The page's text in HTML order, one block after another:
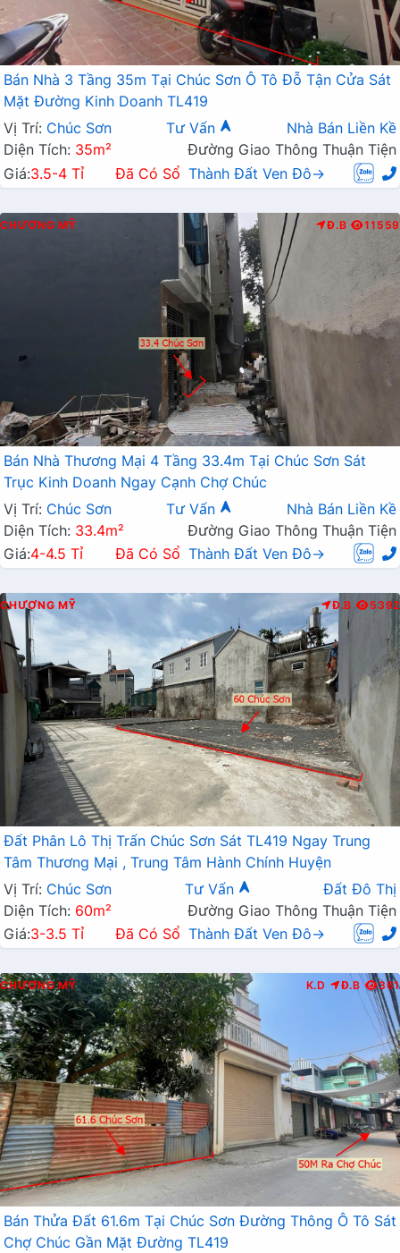
Bán Nhà 3 Tầng 35m Tại Chúc Sơn Ô Tô Đỗ Tận Cửa Sát
Mặt Đường Kinh Doanh TL419
Vị Trí: Chúc Sơn Tư Vấn
Nhà Bán Liền Kề
Diện Tích: 35m²
Đường Giao Thông Thuận Tiện
Giá:3.5-4 Tỉ Đã Có Sổ Thành Đất Ven Đô→
CHƯƠNG MỸ Đ.B 11559
Bán Nhà Thương Mại 4 Tầng 33.4m Tại Chúc Sơn Sát
Trục Kinh Doanh Ngay Cạnh Chợ Chúc
Vị Trí: Chúc Sơn Tư Vấn
Nhà Bán Liền Kề
Diện Tích: 33.4m²
Đường Giao Thông Thuận Tiện
Giá:4-4.5 Tỉ Đã Có Sổ Thành Đất Ven Đô→
CHƯƠNG MỸ Đ.B 5392
Đất Phân Lô Thị Trấn Chúc Sơn Sát TL419 Ngay Trung
Tâm Thương Mại , Trung Tâm Hành Chính Huyện
Vị Trí: Chúc Sơn Tư Vấn
Đất Đô Thị
Diện Tích: 60m²
Đường Giao Thông Thuận Tiện
Giá:3-3.5 Tỉ Đã Có Sổ Thành Đất Ven Đô→
CHƯƠNG MỸ K.D Đ.B 361
Bán Thửa Đất 61.6m Tại Chúc Sơn Đường Thông Ô Tô Sát
Chợ Chúc Gần Mặt Đường TL419